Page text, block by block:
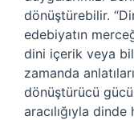
dönüştürebilir.
edebiyatın
dini içerik veya
zamanda
dönüştürücü
aracılığıyla dinde